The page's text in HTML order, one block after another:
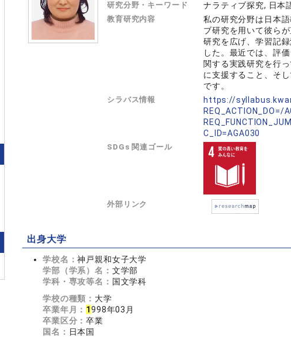
研究分野・キーワード ナラティブ探究, 日本
教育研究内容
私の研究分野は日本
ブ研究を用いて彼ら
研究を広げ、学習記
した。最近では、評
関する実践研究を行
に支援すること、そ
です。
シラバス情報
https://
REQ_ACTION_DO=/
C_ID=AGA030
SDGs 関連ゴール
外部リンク
出身大学
学校名：神戸親和女子大学
学部（学系）名： 文学部
学科・専攻等名： 国文学科
学校の種類： 大学
卒業年月： 1998年03月
卒業区分：卒業
国名： 日本国